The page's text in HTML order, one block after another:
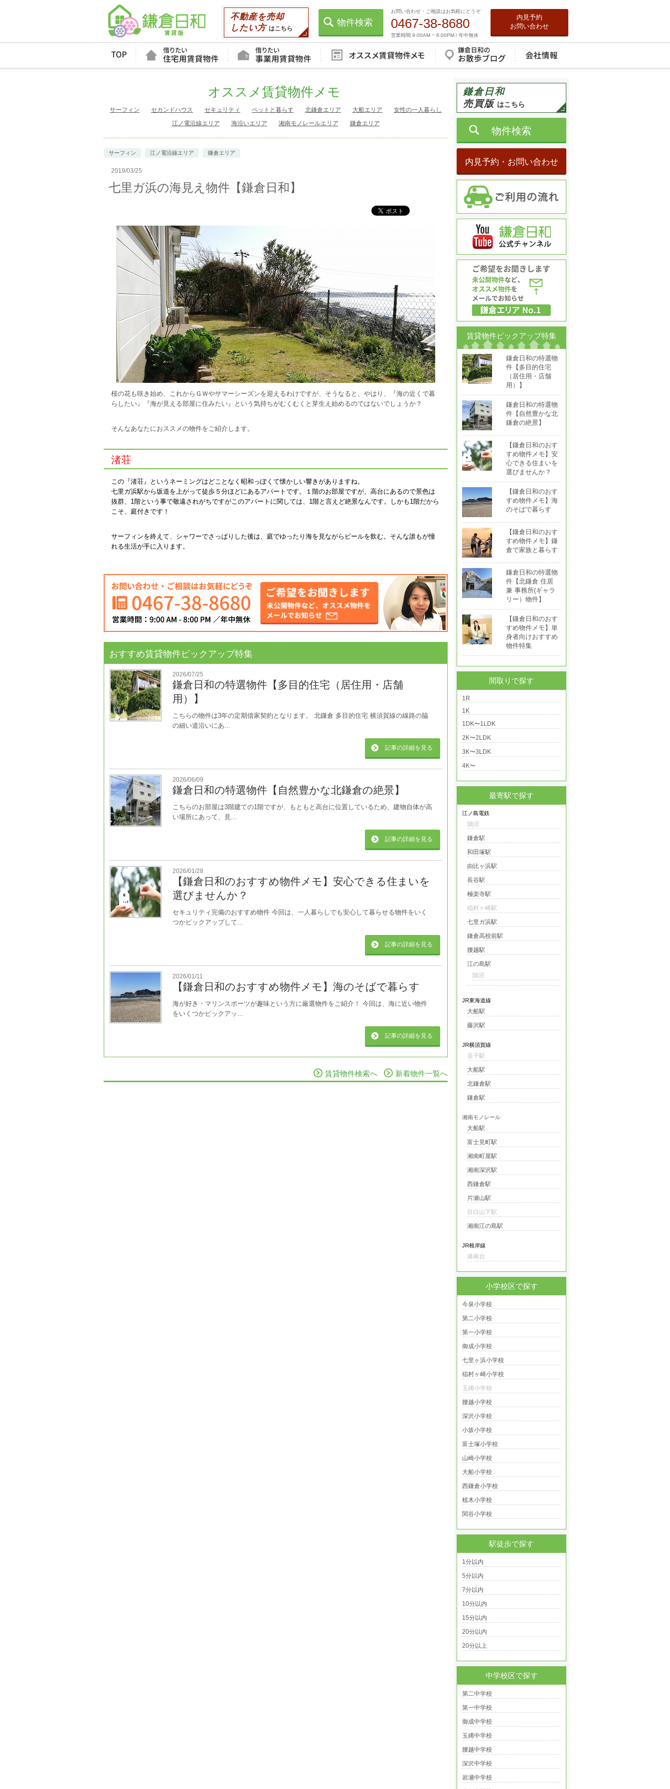
不動産を売却
したい方 はこちら
物件検索
お問い合わせ・ご相談はお気軽にどうぞ
0467-38-8680
営業時間 9:00AM ~ 8:00PM / 年中無休
内見予約
お問い合わせ
オススメ賃貸物件メモ
サーフィン セカンドハウス セキュリティ ペットと暮らす 北鎌倉エリア 大船エリア
女性の一人暮らし
江ノ電沿線エリア
海沿いエリア 湘南モノレールエリア 鎌倉エリア
サーフィン 江ノ電沿線エリア 鎌倉エリア
2019/03/25
七里ガ浜の海見え物件【鎌倉日和】
桜の花も咲き始め、これからＧＷやサマーシーズンを迎えるわけですが、そうなると、やはり、『海の近くで暮
らしたい』『海が見える部屋に住みたい』という気持ちがむくむくと芽生え始めるのではないでしょうか？
そんなあなたにおススメの物件をご紹介します。
渚荘
この『渚荘』というネーミングはどことなく昭和っぽくて懐かしい響きがありますね。
七里ガ浜駅から坂道を上がって徒歩５分ほどにあるアパートです。１階のお部屋ですが、高台にあるので景色は
抜群、1階という事で敬遠されがちですがこのアパートに関しては、1階と言えど絶景なんです。しかも1階だから
こそ、庭付きです！
サーフィンを終えて、シャワーでさっぱりした後は、庭でゆったり海を見ながらビールを飲む。そんな誰もが憧
れる生活が手に入ります。
おすすめ賃貸物件ピックアップ特集
2026/07/25
鎌倉日和の特選物件【多目的住宅（居住用・店舗
用）】
こちらの物件は3年の定期借家契約となります。 北鎌倉 多目的住宅 横須賀線の線路の脇
の細い道沿いにあ...
記事の詳細を見る
2026/06/09
鎌倉日和の特選物件【自然豊かな北鎌倉の絶景】
こちらのお部屋は3階建ての1階ですが、もともと高台に位置しているため、建物自体が高
い場所にあって、見...
記事の詳細を見る
2026/01/28
【鎌倉日和のおすすめ物件メモ】安心できる住まいを
選びませんか？
セキュリティ完備のおすすめ物件 今回は、一人暮らしでも安心して暮らせる物件をいく
つかピックアップして...
記事の詳細を見る
2026/01/11
【鎌倉日和のおすすめ物件メモ】海のそばで暮らす
海が好き・マリンスポーツが趣味という方に厳選物件をご紹介！ 今回は、海に近い物件
をいくつかピックアッ...
記事の詳細を見る
賃貸物件検索へ 新着物件一覧へ
鎌倉日和
売買版 はこちら
物件検索
内見予約・お問い合わせ
賃貸物件ピックアップ特集
鎌倉日和の特選物
件【多目的住宅
（居住用・店舗
用）】
鎌倉日和の特選物
件【自然豊かな北
鎌倉の絶景】
【鎌倉日和のおす
すめ物件メモ】安
心できる住まいを
選びませんか？
【鎌倉日和のおす
すめ物件メモ】海
のそばで暮らす
【鎌倉日和のおす
すめ物件メモ】鎌
倉で家族と暮らす
鎌倉日和の特選物
件【北鎌倉 住居
兼 事務所(ギャラ
リー）物件】
【鎌倉日和のおす
すめ物件メモ】単
身者向けおすすめ
物件特集
間取りで探す
1R
1K
1DK〜1LDK
2K〜2LDK
3K〜3LDK
4K〜
最寄駅で探す
江ノ島電鉄
鵠沼
鎌倉駅
和田塚駅
由比ヶ浜駅
長谷駅
極楽寺駅
稲村ヶ崎駅
七里ガ浜駅
鎌倉高校前駅
腰越駅
江の島駅
鵠沼
JR東海道線
大船駅
藤沢駅
JR横須賀線
逗子駅
大船駅
北鎌倉駅
鎌倉駅
湘南モノレール
大船駅
富士見町駅
湘南町屋駅
湘南深沢駅
西鎌倉駅
片瀬山駅
目白山下駅
湘南江の島駅
JR根岸線
港南台
小学校区で探す
今泉小学校
第二小学校
第一小学校
御成小学校
七里ヶ浜小学校
稲村ヶ崎小学校
玉縄小学校
腰越小学校
深沢小学校
小坂小学校
富士塚小学校
山崎小学校
大船小学校
西鎌倉小学校
植木小学校
関谷小学校
駅徒歩で探す
1分以内
5分以内
7分以内
10分以内
15分以内
20分以内
20分以上
中学校区で探す
第二中学校
第一中学校
御成中学校
玉縄中学校
腰越中学校
深沢中学校
岩瀬中学校